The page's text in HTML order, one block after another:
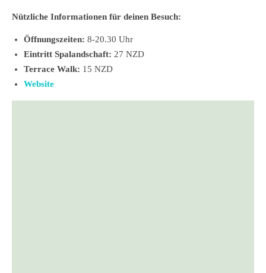
Nützliche Informationen für deinen Besuch:
Öffnungszeiten: 8-20.30 Uhr
Eintritt Spalandschaft: 27 NZD
Terrace Walk: 15 NZD
Website